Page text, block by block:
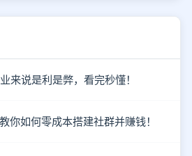
来说是利是弊，看完秒懂！
你如何零成本搭建社群并赚钱！